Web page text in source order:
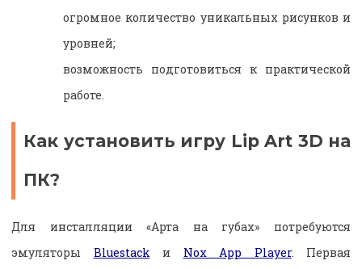
огромное количество уникальных рисунков и
уровней;
возможность подготовиться к практической
работе.
Как установить игру Lip Art 3D на
ПК?
Для инсталляции «Арта на губах» потребуются
эмуляторы Bluestack и Nox App Player. Первая